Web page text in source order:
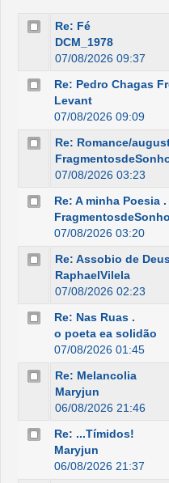
Re: Fé
DCM_1978
07/08/2026 09:37
Re: Pedro Chagas
Levant
07/08/2026 09:09
Re: Romance/
07/08/2026 03:23
Re: A minha Poesia .
07/08/2026 03:20
Re: Assobio de
RaphaelVilela
07/08/2026 02:23
Re: Nas Ruas .
o poeta ea solidão
07/08/2026 01:45
Re: Melancolia
Maryjun
06/08/2026 21:46
Re: ...Tímidos!
Maryjun
06/08/2026 21:37